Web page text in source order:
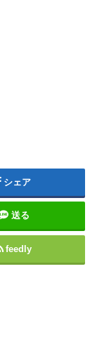
シェア
送る
feedly